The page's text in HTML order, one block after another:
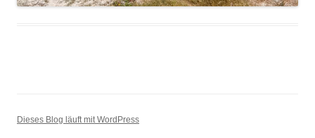
Dieses Blog läuft mit WordPress